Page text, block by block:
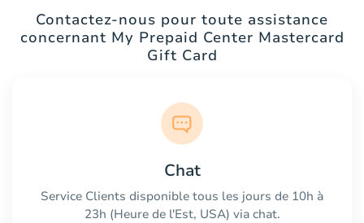
Contactez-nous pour toute assistance
concernant My Prepaid Center Mastercard
Gift Card
Chat
Service Clients disponible tous les jours de 10h à
23h (Heure de l'Est, USA) via chat.